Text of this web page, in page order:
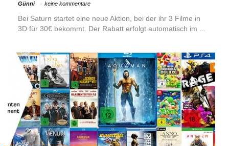
Günni keine kommentare
Bei Saturn startet eine neue Aktion, bei der ihr 3 Filme in
3D für 30€ bekommt. Der Rabatt erfolgt automatisch im ...